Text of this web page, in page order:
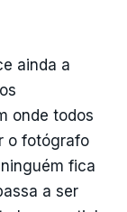
ainda a
onde todos
o fotógrafo
fica
a ser